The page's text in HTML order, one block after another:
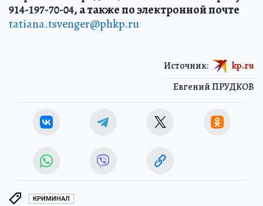
914-197-70-04, а также по электронной почте
tatiana.tsvenger@phkp.ru
Евгений ПРУДКОВ
Источник: kp.ru
КРИМИНАЛ